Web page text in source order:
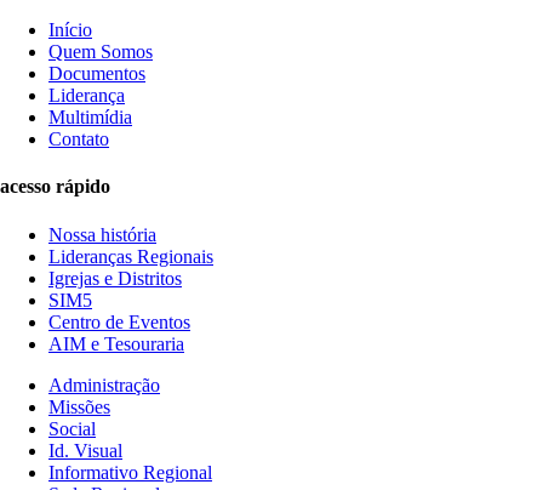
Início
Quem Somos
Documentos
Liderança
Multimídia
Contato
acesso rápido
Nossa história
Lideranças Regionais
Igrejas e Distritos
SIM5
Centro de Eventos
AIM e Tesouraria
Administração
Missões
Social
Id. Visual
Informativo Regional